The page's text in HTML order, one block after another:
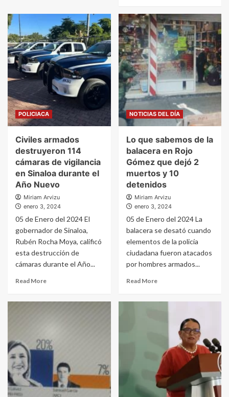
POLICIACA
Civiles armados
destruyeron 114
cámaras de vigilancia
en Sinaloa durante el
Año Nuevo
Miriam Arvizu
enero 3, 2024
05 de Enero del 2024 El
gobernador de Sinaloa,
Rubén Rocha Moya, calificó
esta destrucción de
cámaras durante el Año...
Read More
NOTICIAS DEL DÍA
Lo que sabemos de la
balacera en Rojo
Gómez que dejó 2
muertos y 10
detenidos
Miriam Arvizu
enero 3, 2024
05 de Enero del 2024 La
balacera se desató cuando
elementos de la policía
ciudadana fueron atacados
por hombres armados...
Read More